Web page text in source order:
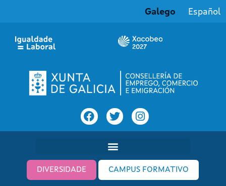
Galego Español
DIVERSIDADE CAMPUS FORMATIVO